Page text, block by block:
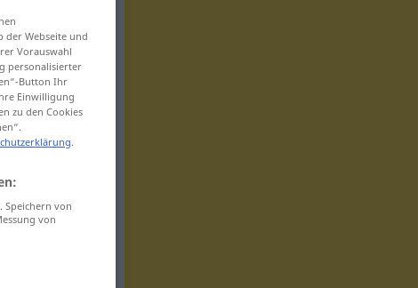
der Webseite und
Vorauswahl
personalisierter
Button Ihr
Einwilligung
zu den Cookies
.
Speichern von
von